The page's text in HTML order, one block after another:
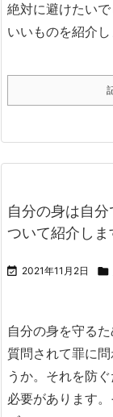
絶対に避けたいで
いいものを紹介し
自分の身は自
ついて紹介しま
 2021年11月2日 
自分の身を守る
質問されて罪に
うか。 それを防
必要があります。